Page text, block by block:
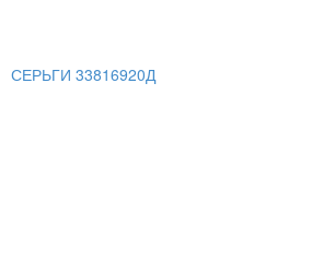
СЕРЬГИ 33816920Д